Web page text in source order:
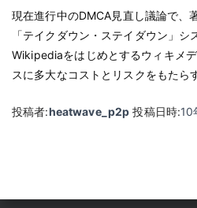
現在進行中のDMCA見直し議論で、
「テイクダウン・ステイダウン」シ
Wikipediaをはじめとするウィキメ
スに多大なコストとリスクをもたら
投稿者:heatwave_p2p 投稿日時:10